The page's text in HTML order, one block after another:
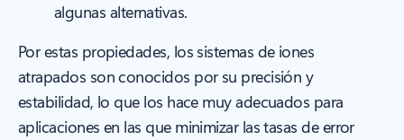
algunas alternativas.
Por estas propiedades, los sistemas de iones
atrapados son conocidos por su precisión y
estabilidad, lo que los hace muy adecuados para
aplicaciones en las que minimizar las tasas de error